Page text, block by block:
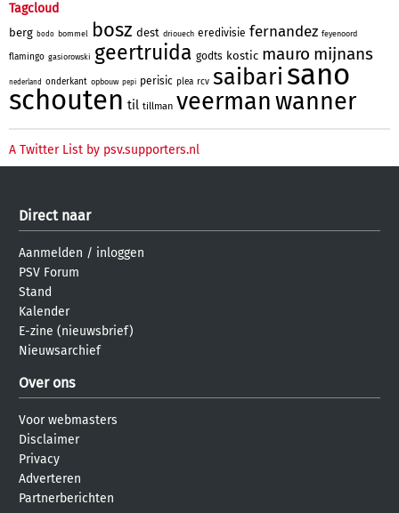
Tagcloud
berg bodo bommel bosz dest driouech eredivisie fernandez feyenoord
flamingo gasiorowski geertruida godts kostic mauro mijnans
nederland onderkant opbouw pepi perisic plea rcv saibari sano
schouten til tillman veermanwanner
A Twitter List by psv.supporters.nl
Direct naar
Aanmelden / inloggen
PSV Forum
Stand
Kalender
E-zine (nieuwsbrief)
Nieuwsarchief
Over ons
Voor webmasters
Disclaimer
Privacy
Adverteren
Partnerberichten